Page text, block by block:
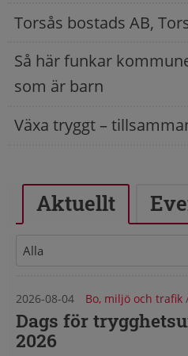
Torsås bostads AB,
Så här funkar
som är barn
Växa tryggt –
Aktuellt
2026-08-04 Bo, miljö och trafik
Dags för
2026